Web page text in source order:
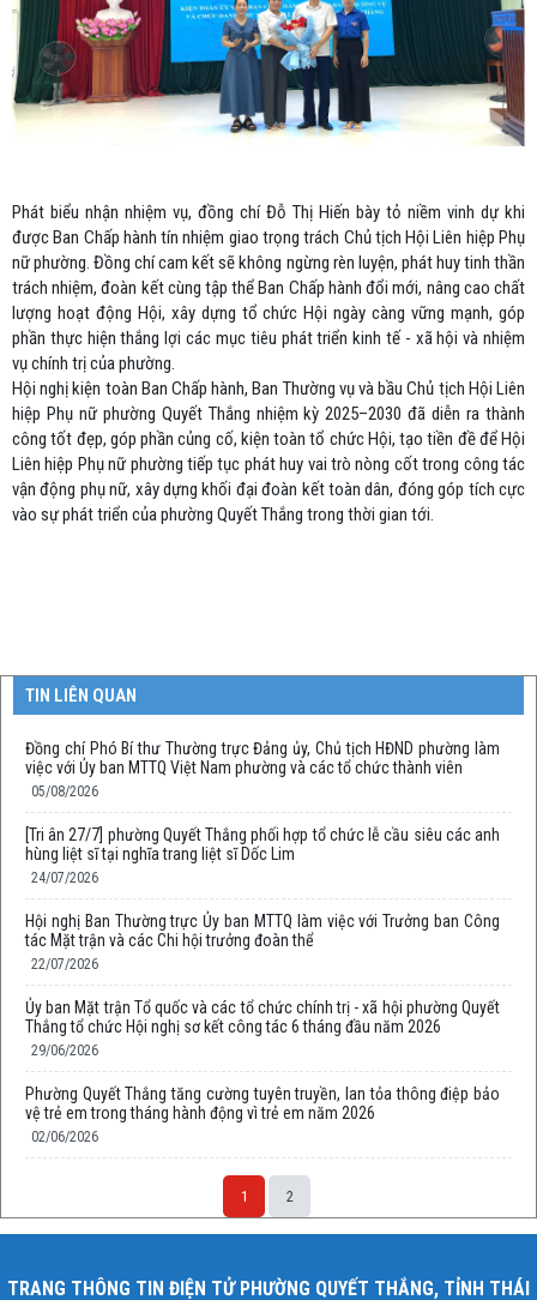
Phát biểu nhận nhiệm vụ, đồng chí Đỗ Thị Hiến bày tỏ niềm vinh dự khi
được Ban Chấp hành tín nhiệm giao trọng trách Chủ tịch Hội Liên hiệp Phụ
nữ phường. Đồng chí cam kết sẽ không ngừng rèn luyện, phát huy tinh thần
trách nhiệm, đoàn kết cùng tập thể Ban Chấp hành đổi mới, nâng cao chất
lượng hoạt động Hội, xây dựng tổ chức Hội ngày càng vững mạnh, góp
phần thực hiện thắng lợi các mục tiêu phát triển kinh tế - xã hội và nhiệm
vụ chính trị của phường.
Hội nghị kiện toàn Ban Chấp hành, Ban Thường vụ và bầu Chủ tịch Hội Liên
hiệp Phụ nữ phường Quyết Thắng nhiệm kỳ 2025–2030 đã diễn ra thành
công tốt đẹp, góp phần củng cố, kiện toàn tổ chức Hội, tạo tiền đề để Hội
Liên hiệp Phụ nữ phường tiếp tục phát huy vai trò nòng cốt trong công tác
vận động phụ nữ, xây dựng khối đại đoàn kết toàn dân, đóng góp tích cực
vào sự phát triển của phường Quyết Thắng trong thời gian tới.
TIN LIÊN QUAN
Đồng chí Phó Bí thư Thường trực Đảng ủy, Chủ tịch HĐND phường làm
việc với Ủy ban MTTQ Việt Nam phường và các tổ chức thành viên
05/08/2026
[Tri ân 27/7] phường Quyết Thắng phối hợp tổ chức lễ cầu siêu các anh
hùng liệt sĩ tại nghĩa trang liệt sĩ Dốc Lim
24/07/2026
Hội nghị Ban Thường trực Ủy ban MTTQ làm việc với Trưởng ban Công
tác Mặt trận và các Chi hội trưởng đoàn thể
22/07/2026
Ủy ban Mặt trận Tổ quốc và các tổ chức chính trị - xã hội phường Quyết
Thắng tổ chức Hội nghị sơ kết công tác 6 tháng đầu năm 2026
29/06/2026
Phường Quyết Thắng tăng cường tuyên truyền, lan tỏa thông điệp bảo
vệ trẻ em trong tháng hành động vì trẻ em năm 2026
02/06/2026
1 2
TRANG THÔNG TIN ĐIỆN TỬ PHƯỜNG QUYẾT THẮNG, TỈNH THÁI